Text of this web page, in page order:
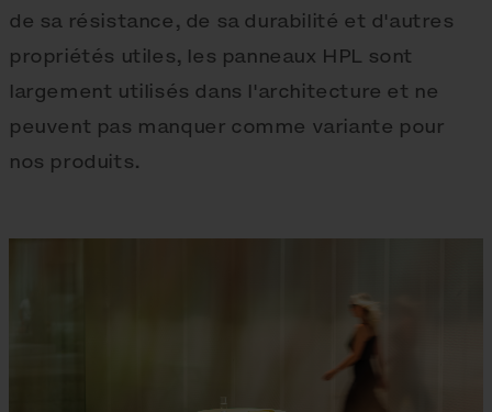
de sa résistance, de sa durabilité et d'autres
propriétés utiles, les panneaux HPL sont
largement utilisés dans l'architecture et ne
peuvent pas manquer comme variante pour
nos produits.